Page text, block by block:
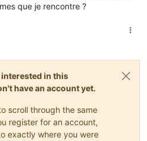
que je rencontre ?
in this
have an account yet.
scroll through the same
register for an account,
exactly where you were